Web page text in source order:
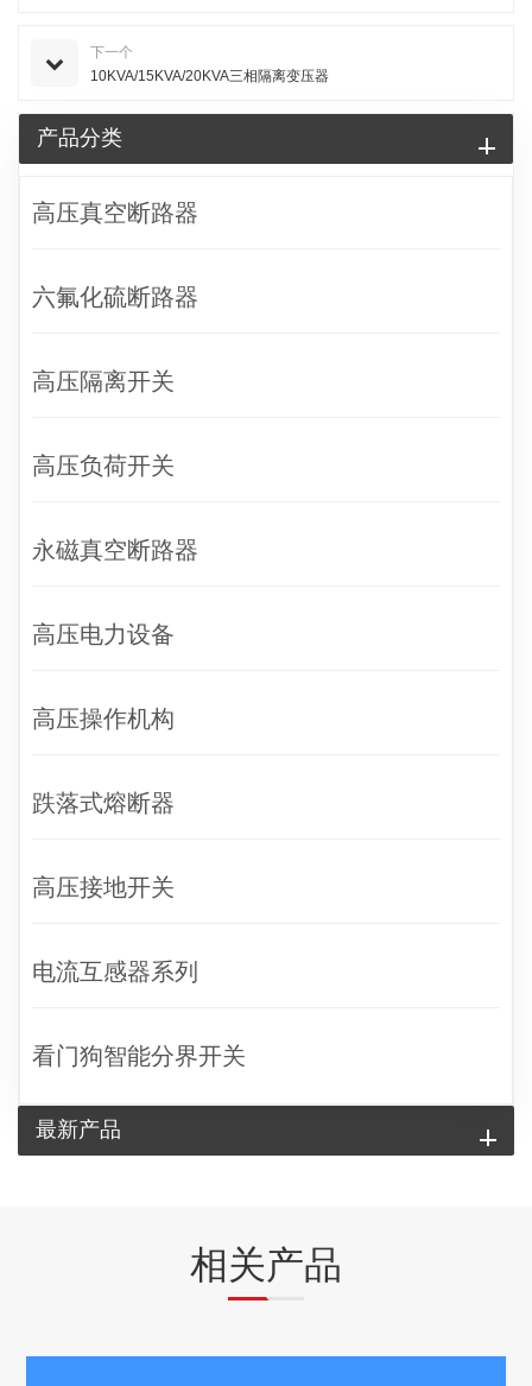
下一个
10KVA/15KVA/20KVA三相隔离变压器
产品分类
高压真空断路器
六氟化硫断路器
高压隔离开关
高压负荷开关
永磁真空断路器
高压电力设备
高压操作机构
跌落式熔断器
高压接地开关
电流互感器系列
看门狗智能分界开关
最新产品
相关产品